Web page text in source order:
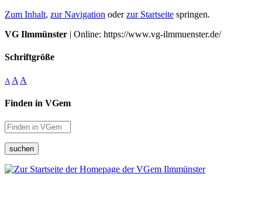
Zum Inhalt, zur Navigation oderzur Startseite springen.
VG Ilmmünster | Online: https://www.vg-ilmmuenster.de/
Schriftgröße
A A A
Finden in VGem
suchen